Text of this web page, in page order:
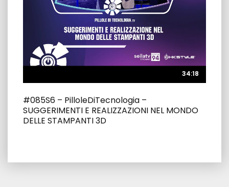
34:18
34:18
#085S6 – PilloleDiTecnologia –
SUGGERIMENTI E REALIZZAZIONI NEL MONDO
DELLE STAMPANTI 3D